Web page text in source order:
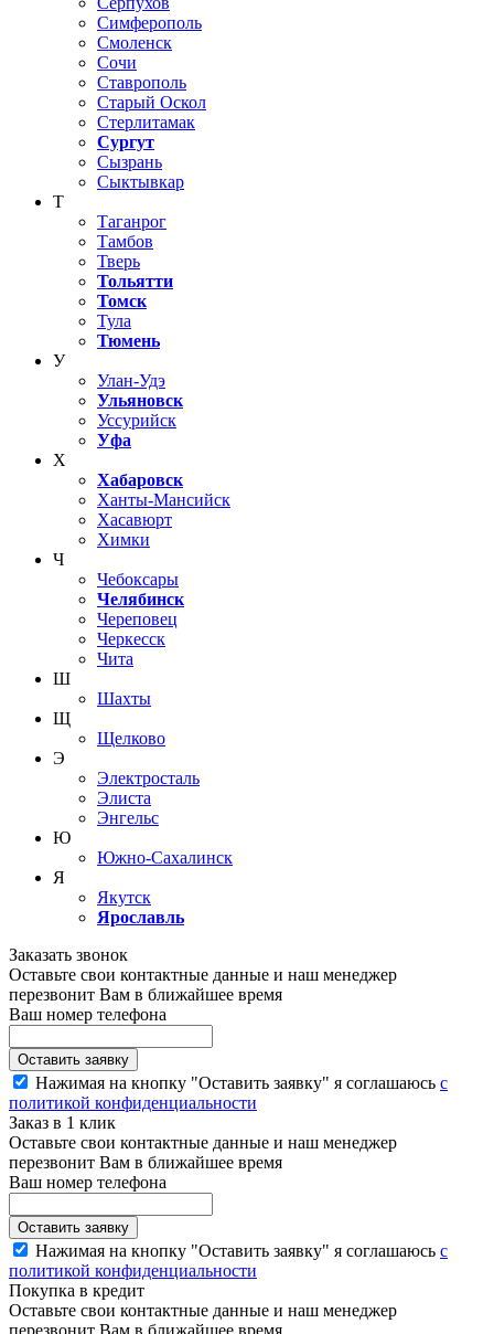
Симферополь
Смоленск
Сочи
Ставрополь
Старый Оскол
Стерлитамак
Сургут
Сызрань
Сыктывкар
Т
Таганрог
Тамбов
Тверь
Тольятти
Томск
Тула
Тюмень
У
Улан-Удэ
Ульяновск
Уссурийск
Уфа
Х
Хабаровск
Ханты-Мансийск
Хасавюрт
Химки
Ч
Чебоксары
Челябинск
Череповец
Черкесск
Чита
Ш
Шахты
Щ
Щелково
Э
Электросталь
Элиста
Энгельс
Ю
Южно-Сахалинск
Я
Якутск
Ярославль
Заказать звонок
Оставьте свои контактные данные и наш менеджер
перезвонит Вам в ближайшее время
Ваш номер телефона
Нажимая на кнопку "Оставить заявку" я соглашаюсь с
политикой конфиденциальности
Заказ в 1 клик
Оставьте свои контактные данные и наш менеджер
перезвонит Вам в ближайшее время
Ваш номер телефона
Нажимая на кнопку "Оставить заявку" я соглашаюсь с
политикой конфиденциальности
Покупка в кредит
Оставьте свои контактные данные и наш менеджер
перезвонит Вам в ближайшее время